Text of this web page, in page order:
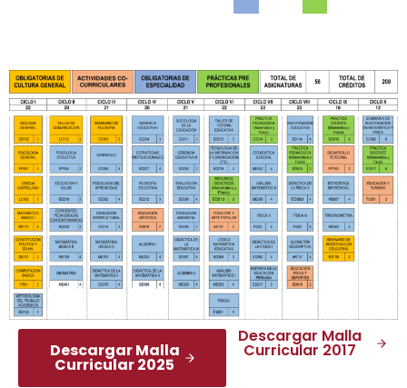
Descargar Malla
Curricular 2025
Descargar Malla
Curricular 2017